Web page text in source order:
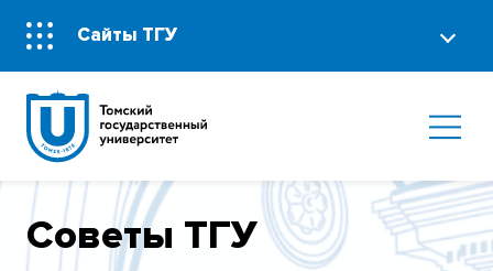
Сайты ТГУ
Советы ТГУ